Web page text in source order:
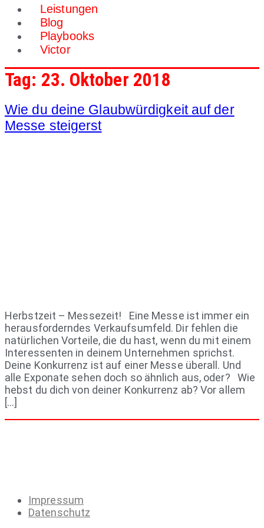
Leistungen
Blog
Playbooks
Victor
Tag: 23. Oktober 2018
Wie du deine Glaubwürdigkeit auf der
Messe steigerst
Herbstzeit – Messezeit! Eine Messe ist immer ein
herausforderndes Verkaufsumfeld. Dir fehlen die
natürlichen Vorteile, die du hast, wenn du mit einem
Interessenten in deinem Unternehmen sprichst.
Deine Konkurrenz ist auf einer Messe überall. Und
alle Exponate sehen doch so ähnlich aus, oder? Wie
hebst du dich von deiner Konkurrenz ab? Vor allem
[…]
Impressum
Datenschutz